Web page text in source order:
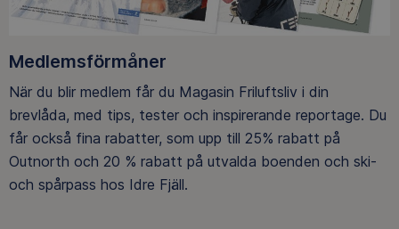
Medlemsförmåner
När du blir medlem får du Magasin Friluftsliv i din
brevlåda, med tips, tester och inspirerande reportage. Du
får också fina rabatter, som upp till 25% rabatt på
Outnorth och 20 % rabatt på utvalda boenden och ski-
och spårpass hos Idre Fjäll.